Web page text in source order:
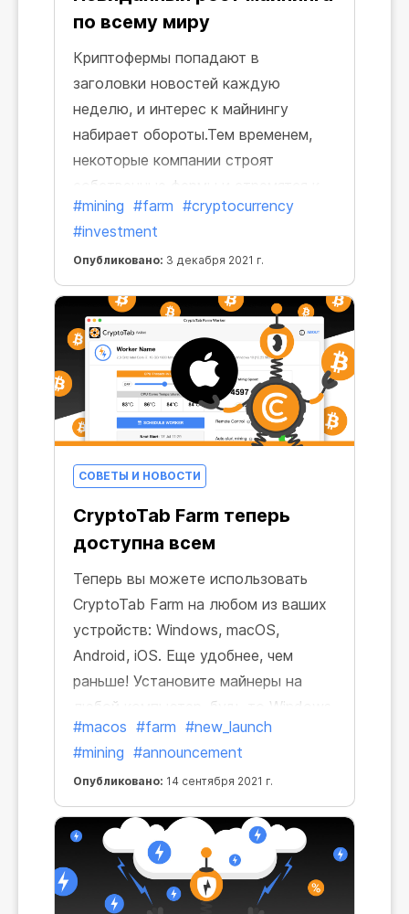
по всему миру
Криптофермы попадают в
заголовки новостей каждую
неделю, и интерес к майнингу
набирает обороты.Тем временем,
некоторые компании строят
собственные фермы и стремятся к
большей прибыли. Давайте
взглянем на несколько крупных
криптоферм и проанализируем
последние тенденции майнинга.
#mining #farm #cryptocurrency
#investment
Опубликовано: 3 декабря 2021 г.
СОВЕТЫ И НОВОСТИ
CryptoTab Farm теперь
доступна всем
Теперь вы можете использовать
CryptoTab Farm на любом из ваших
устройств: Windows, macOS,
Android, iOS. Еще удобнее, чем
раньше! Установите майнеры на
любой компьютер, будь то Windows
или macOS, больше компьютеров —
больше способов увеличить свой
доход. Управляйте своей
криптофермой с помощью
приложения для Android или iOS.
Задействуйте все имеющиеся у вас
устройства!
#macos #farm #new_launch
#mining #announcement
Опубликовано: 14 сентября 2021 г.